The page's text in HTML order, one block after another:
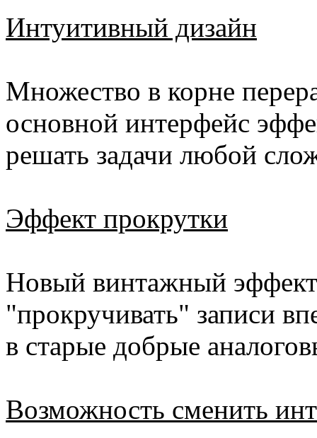
Интуитивный дизайн
Множество в корне
основной интерфейс
решать задачи любой
Эффект прокрутки
Новый винтажный
"прокручивать" записи
в старые добрые
Возможность сменить